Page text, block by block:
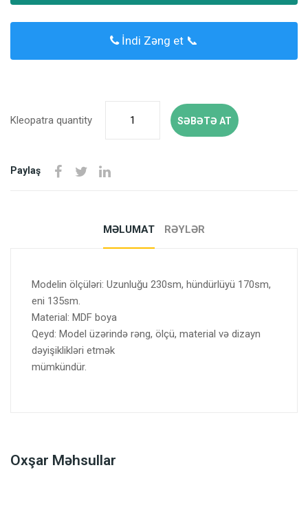
İndi Zəng et 📞
Kleopatra quantity SƏBƏTƏ AT
Paylaş
MƏLUMAT RƏYLƏR
Modelin ölçüləri: Uzunluğu 230sm, hündürlüyü 170sm,
eni 135sm.
Material: MDF boya
Qeyd: Model üzərində rəng, ölçü, material və dizayn
dəyişiklikləri etmək
mümkündür.
Oxşar Məhsullar